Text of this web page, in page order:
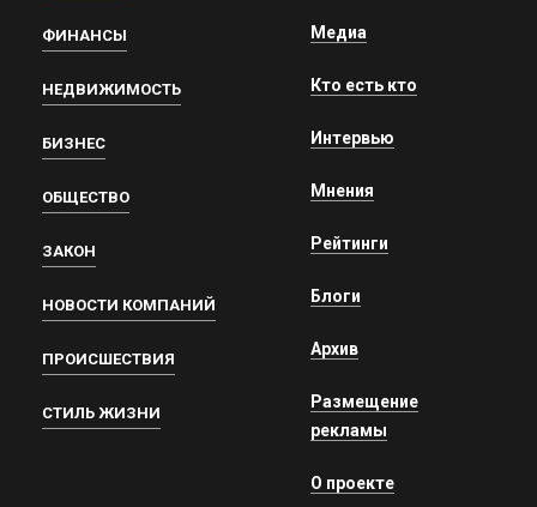
ФИНАНСЫ
НЕДВИЖИМОСТЬ
БИЗНЕС
ОБЩЕСТВО
ЗАКОН
НОВОСТИ КОМПАНИЙ
ПРОИСШЕСТВИЯ
СТИЛЬ ЖИЗНИ
Медиа
Кто есть кто
Интервью
Мнения
Рейтинги
Блоги
Архив
Размещение
рекламы
О проекте